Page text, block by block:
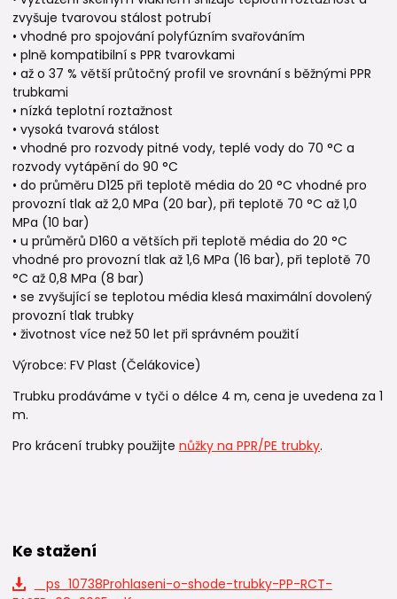
zvyšuje tvarovou stálost potrubí
• vhodné pro spojování polyfúzním svařováním
• plně kompatibilní s PPR tvarovkami
• až o 37 % větší průtočný profil ve srovnání s běžnými PPR
trubkami
• nízká teplotní roztažnost
• vysoká tvarová stálost
• vhodné pro rozvody pitné vody, teplé vody do 70 °C a
rozvody vytápění do 90 °C
• do průměru D125 při teplotě média do 20 °C vhodné pro
provozní tlak až 2,0 MPa (20 bar), při teplotě 70 °C až 1,0
MPa (10 bar)
• u průměrů D160 a větších při teplotě média do 20 °C
vhodné pro provozní tlak až 1,6 MPa (16 bar), při teplotě 70
°C až 0,8 MPa (8 bar)
• se zvyšující se teplotou média klesá maximální dovolený
provozní tlak trubky
• životnost více než 50 let při správném použití
Výrobce: FV Plast (Čelákovice)
Trubku prodáváme v tyči o délce 4 m, cena je uvedena za 1
m.
Pro krácení trubky použijte nůžky na PPR/PE trubky.
Ke stažení
_ps_10738Prohlaseni-o-shode-trubky-PP-RCT-